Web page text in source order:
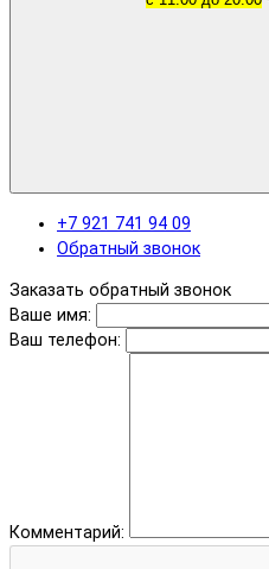
+7 921 741 94 09
Обратный звонок
Заказать обратный звонок
Ваше имя:
Ваш телефон:
Комментарий: